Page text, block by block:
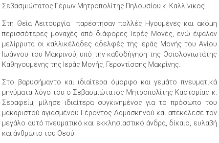
Σεβασμιώτατος Γέρων Μητροπολίτης Πηλουσίου κ. Καλλίνικος.
Στη Θεία Λειτουργία παρέστησαν πολλές Ηγουμένες και ακόμη
περισσότερες μοναχές από διάφορες Ιερές Μονές, ενώ έψαλαν
μελίρρυτα οι καλλικέλαδες αδελφές της Ιεράς Μονής του Αγίου
Ιωάννου του Μακρινού, υπό την καθοδήγηση της Οσιολογιωτάτης
Καθηγουμένης της Ιεράς Μονής, Γεροντίσσης Μακρίνης.
Στο βαρυσήμαντο και ιδιαίτερα όμορφο και γεμάτο πνευματικά
μηνύματα λόγο του ο Σεβασμιώτατος Μητροπολίτης Καστορίας κ.
Σεραφείμ, μίλησε ιδιαίτερα συγκινημένος για το πρόσωπο του
μακαριστού αγιασμένου Γέροντος Δαμασκηνού και απεκάλεσε τον
μεγάλο αυτό πνευματικό και εκκλησιαστικό άνδρα, δίκαιο, ευλαβή
και άνθρωπο του Θεού.